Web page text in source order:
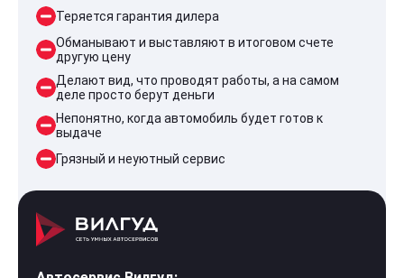
Теряется гарантия дилера
Обманывают и выставляют в итоговом счете
другую цену
Делают вид, что проводят работы, а на самом
деле просто берут деньги
Непонятно, когда автомобиль будет готов к
выдаче
Грязный и неуютный сервис